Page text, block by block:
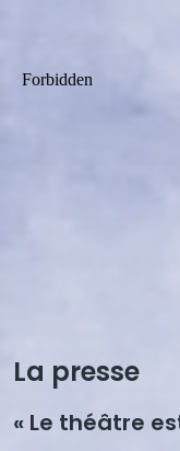
La presse
« Le théâtre